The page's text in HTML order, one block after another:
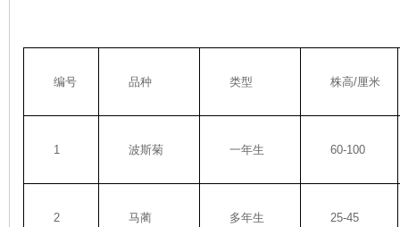
编号 品种 类型 株高/厘米
1 波斯菊 一年生 60-100
2 马蔺 多年生 25-45